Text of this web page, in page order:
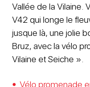
Vallée de la Vilaine.
V42 qui longe le
jusque là, une jolie
Bruz, avec la vélo
Vilaine et Seiche ».
Vélo promenade